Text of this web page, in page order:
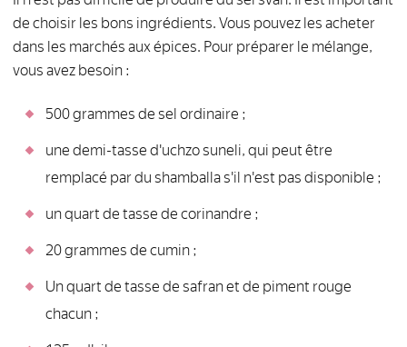
de choisir les bons ingrédients. Vous pouvez les acheter
dans les marchés aux épices. Pour préparer le mélange,
vous avez besoin :
500 grammes de sel ordinaire ;
une demi-tasse d'uchzo suneli, qui peut être
remplacé par du shamballa s'il n'est pas disponible ;
un quart de tasse de corinandre ;
20 grammes de cumin ;
Un quart de tasse de safran et de piment rouge
chacun ;